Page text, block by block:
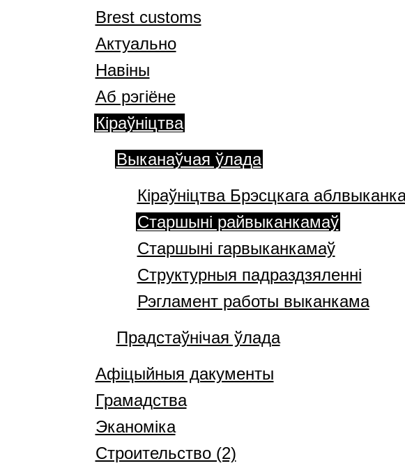
Brest customs
Актуально
Навіны
Аб рэгіёне
Кіраўніцтва
Выканаўчая ўлада
Кіраўніцтва Брэсцкага
Старшыні райвыканкамаў
Старшыні гарвыканкамаў
Структурныя падраздзяленні
Рэгламент работы выканкама
Прадстаўнічая ўлада
Афіцыйныя дакументы
Грамадства
Эканоміка
Строительство (2)